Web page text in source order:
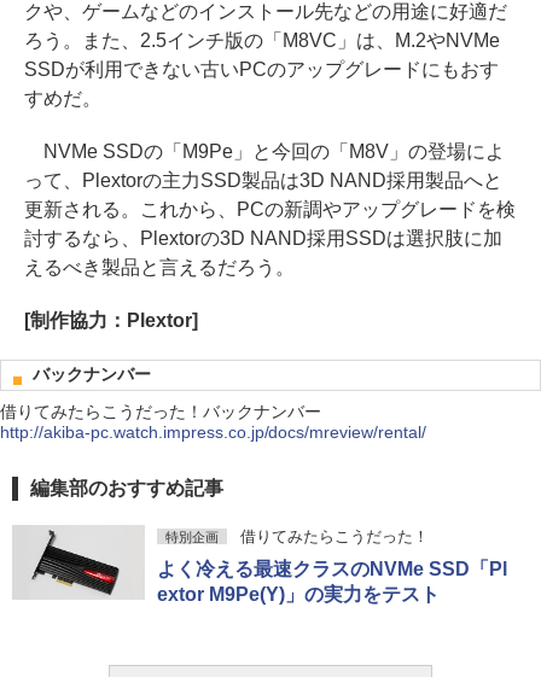
クや、ゲームなどのインストール先などの用途に好適だ
ろう。また、2.5インチ版の「M8VC」は、M.2やNVMe
SSDが利用できない古いPCのアップグレードにもおす
すめだ。
NVMe SSDの「M9Pe」と今回の「M8V」の登場によ
って、Plextorの主力SSD製品は3D NAND採用製品へと
更新される。これから、PCの新調やアップグレードを検
討するなら、Plextorの3D NAND採用SSDは選択肢に加
えるべき製品と言えるだろう。
[制作協力：Plextor]
バックナンバー
借りてみたらこうだった！バックナンバー
http://akiba-pc.watch.impress.co.jp/docs/mreview/rental/
編集部のおすすめ記事
特別企画 借りてみたらこうだった！
よく冷える最速クラスのNVMe SSD「Pl
extor M9Pe(Y)」の実力をテスト